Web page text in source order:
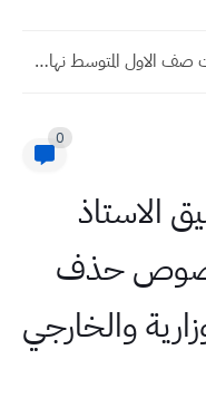
أسئلة الرياضيات صف الاول المتوسط نهاية السنة 2026 | مع...
0
الاستاذ
حذف
والخارجي